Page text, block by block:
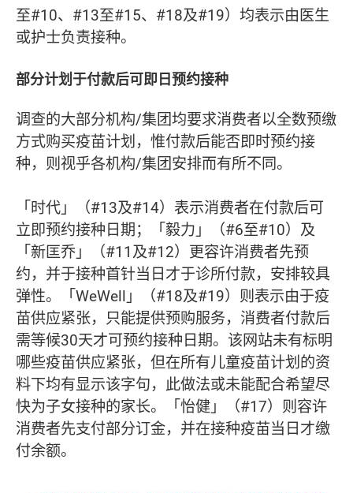
至#10、#13至#15、#18及#19）均表示由医生
或护士负责接种。
部分计划于付款后可即日预约接种
调查的大部分机构/集团均要求消费者以全数预缴
方式购买疫苗计划，惟付款后能否即时预约接
种，则视乎各机构/集团安排而有所不同。
「时代」（#13及#14）表示消费者在付款后可
立即预约接种日期；「毅力」（#6至#10）及
「新匡乔」（#11及#12）更容许消费者先预
约，并于接种首针当日才于诊所付款，安排较具
弹性。「WeWell」（#18及#19）则表示由于疫
苗供应紧张，只能提供预购服务，消费者付款后
需等候30天才可预约接种日期。该网站未有标明
哪些疫苗供应紧张，但在所有儿童疫苗计划的资
料下均有显示该字句，此做法或未能配合希望尽
快为子女接种的家长。「怡健」（#17）则容许
消费者先支付部分订金，并在接种疫苗当日才缴
付余额。